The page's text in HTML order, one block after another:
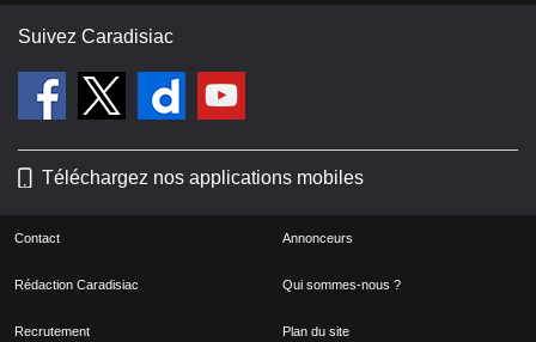
Suivez Caradisiac
Téléchargez nos applications mobiles
Contact Annonceurs
Rédaction Caradisiac Qui sommes-nous ?
Recrutement Plan du site